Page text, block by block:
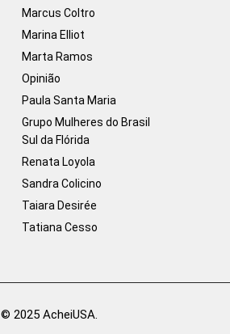
Marcus Coltro
Marina Elliot
Marta Ramos
Opinião
Paula Santa Maria
Grupo Mulheres do Brasil
Sul da Flórida
Renata Loyola
Sandra Colicino
Taiara Desirée
Tatiana Cesso
© 2025 AcheiUSA.